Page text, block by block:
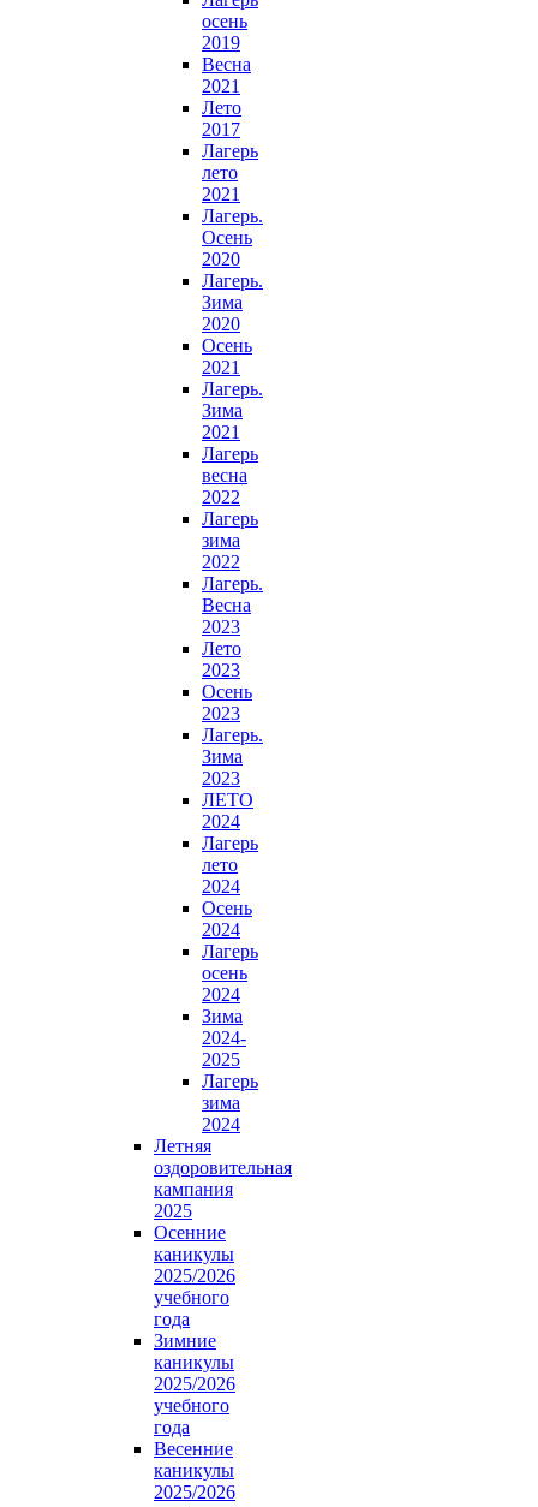
осень
2019
Весна
2021
Лето
2017
Лагерь
лето
2021
Лагерь.
Осень
2020
Лагерь.
Зима
2020
Осень
2021
Лагерь.
Зима
2021
Лагерь
весна
2022
Лагерь
зима
2022
Лагерь.
Весна
2023
Лето
2023
Осень
2023
Лагерь.
Зима
2023
ЛЕТО
2024
Лагерь
лето
2024
Осень
2024
Лагерь
осень
2024
Зима
2024-
2025
Лагерь
зима
2024
Летняя
оздоровительная
кампания
2025
Осенние
каникулы
2025/2026
учебного
года
Зимние
каникулы
2025/2026
учебного
года
Весенние
каникулы
2025/2026